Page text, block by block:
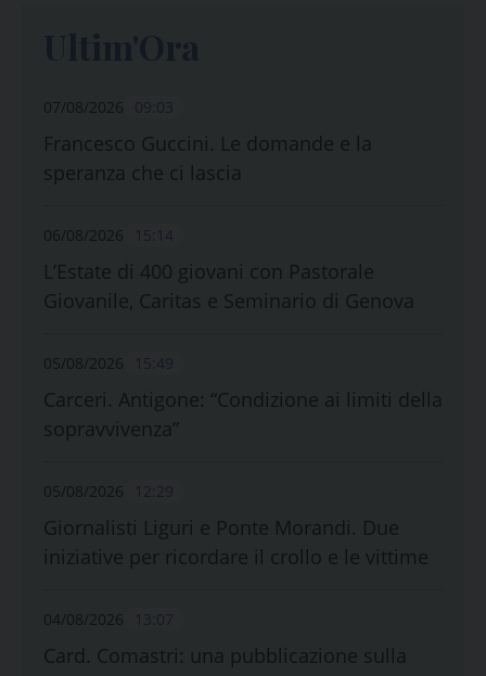
07/08/2026
Francesco Guccini. Le domande e la
speranza che ci lascia
06/08/2026
L’Estate di 400 giovani con Pastorale
Giovanile, Caritas e Seminario di Genova
05/08/2026
Carceri. Antigone: “Condizione ai limiti della
sopravvivenza”
05/08/2026
Giornalisti Liguri e Ponte Morandi. Due
iniziative per ricordare il crollo e le vittime
04/08/2026
Card. Comastri: una pubblicazione sulla